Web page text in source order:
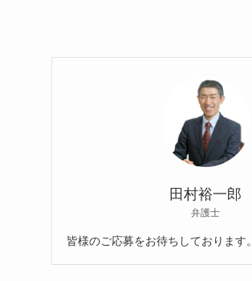
田村裕一郎
弁護士
皆様のご応募をお待ちしております。